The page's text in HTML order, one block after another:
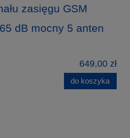
zasięgu GSM
dB mocny 5 anten
649,00 zł
do koszyka